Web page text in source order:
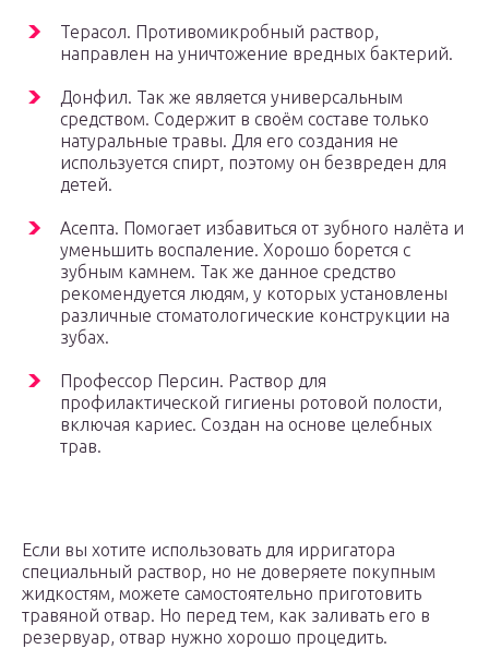
Терасол. Противомикробный раствор,
направлен на уничтожение вредных бактерий.
Донфил. Так же является универсальным
средством. Содержит в своём составе только
натуральные травы. Для его создания не
используется спирт, поэтому он безвреден для
детей.
Асепта. Помогает избавиться от зубного налёта и
уменьшить воспаление. Хорошо борется с
зубным камнем. Так же данное средство
рекомендуется людям, у которых установлены
различные стоматологические конструкции на
зубах.
Профессор Персин. Раствор для
профилактической гигиены ротовой полости,
включая кариес. Создан на основе целебных
трав.
Если вы хотите использовать для ирригатора
специальный раствор, но не доверяете покупным
жидкостям, можете самостоятельно приготовить
травяной отвар. Но перед тем, как заливать его в
резервуар, отвар нужно хорошо процедить.